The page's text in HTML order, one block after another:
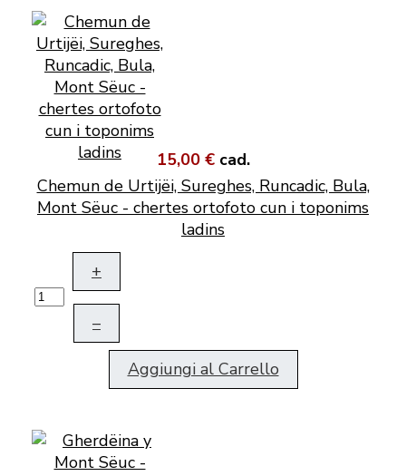
15,00 € cad.
Chemun de Urtijëi, Sureghes, Runcadic, Bula,
Mont Sëuc - chertes ortofoto cun i toponims
ladins
+
–
Aggiungi al Carrello